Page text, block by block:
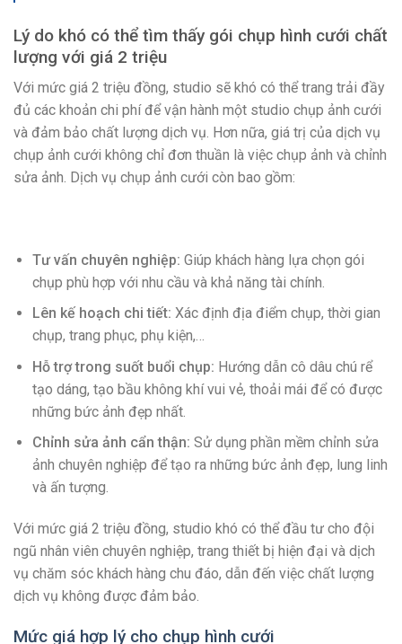
Lý do khó có thể tìm thấy gói chụp hình cưới chất
lượng với giá 2 triệu
Với mức giá 2 triệu đồng, studio sẽ khó có thể trang trải đầy
đủ các khoản chi phí để vận hành một studio chụp ảnh cưới
và đảm bảo chất lượng dịch vụ. Hơn nữa, giá trị của dịch vụ
chụp ảnh cưới không chỉ đơn thuần là việc chụp ảnh và chỉnh
sửa ảnh. Dịch vụ chụp ảnh cưới còn bao gồm:
Tư vấn chuyên nghiệp: Giúp khách hàng lựa chọn gói
chụp phù hợp với nhu cầu và khả năng tài chính.
Lên kế hoạch chi tiết: Xác định địa điểm chụp, thời gian
chụp, trang phục, phụ kiện,…
Hỗ trợ trong suốt buổi chụp: Hướng dẫn cô dâu chú rể
tạo dáng, tạo bầu không khí vui vẻ, thoải mái để có được
những bức ảnh đẹp nhất.
Chỉnh sửa ảnh cẩn thận: Sử dụng phần mềm chỉnh sửa
ảnh chuyên nghiệp để tạo ra những bức ảnh đẹp, lung linh
và ấn tượng.
Với mức giá 2 triệu đồng, studio khó có thể đầu tư cho đội
ngũ nhân viên chuyên nghiệp, trang thiết bị hiện đại và dịch
vụ chăm sóc khách hàng chu đáo, dẫn đến việc chất lượng
dịch vụ không được đảm bảo.
Mức giá hợp lý cho chụp hình cưới